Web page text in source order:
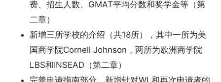
费、招生人数、GMAT平均分数和奖学金等（第
二章）
新增三所学校的介绍（共18所），其中一所为美
国商学院Cornell Johnson，两所为欧洲商学院
LBS和INSEAD（第二章）